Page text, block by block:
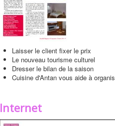
Laisser le client fixer le prix
Le nouveau tourisme culturel
Dresser le bilan de la saison
Cuisine d'Antan vous aide à
Internet